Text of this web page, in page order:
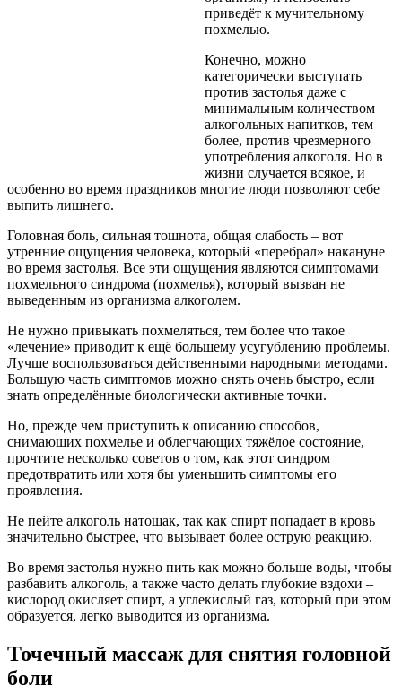
приведёт к мучительному
похмелью.
Конечно, можно
категорически выступать
против застолья даже с
минимальным количеством
алкогольных напитков, тем
более, против чрезмерного
употребления алкоголя. Но в
жизни случается всякое, и
особенно во время праздников многие люди позволяют себе
выпить лишнего.
Головная боль, сильная тошнота, общая слабость – вот
утренние ощущения человека, который «перебрал» накануне
во время застолья. Все эти ощущения являются симптомами
похмельного синдрома (похмелья), который вызван не
выведенным из организма алкоголем.
Не нужно привыкать похмеляться, тем более что такое
«лечение» приводит к ещё большему усугублению проблемы.
Лучше воспользоваться действенными народными методами.
Большую часть симптомов можно снять очень быстро, если
знать определённые биологически активные точки.
Но, прежде чем приступить к описанию способов,
снимающих похмелье и облегчающих тяжёлое состояние,
прочтите несколько советов о том, как этот синдром
предотвратить или хотя бы уменьшить симптомы его
проявления.
Не пейте алкоголь натощак, так как спирт попадает в кровь
значительно быстрее, что вызывает более острую реакцию.
Во время застолья нужно пить как можно больше воды, чтобы
разбавить алкоголь, а также часто делать глубокие вздохи –
кислород окисляет спирт, а углекислый газ, который при этом
образуется, легко выводится из организма.
Точечный массаж для снятия головной
боли